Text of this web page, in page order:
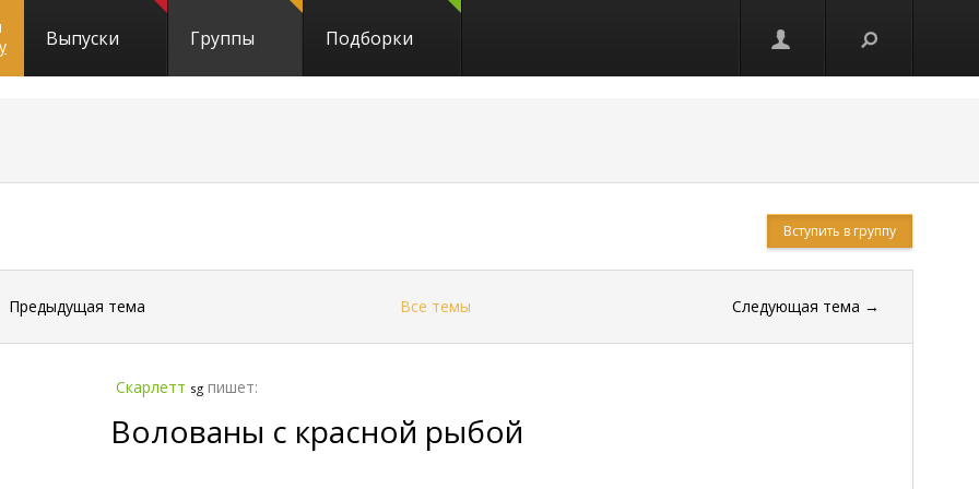
Выпуски Группы Подборки
Вступить в группу
Предыдущая тема Все темы Следующая тема →
Скарлетт sg пишет:
Волованы с красной рыбой